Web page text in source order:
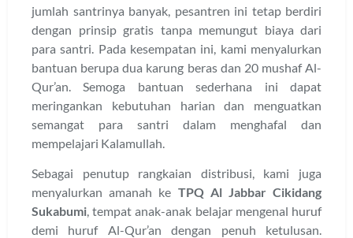
jumlah santrinya banyak, pesantren ini tetap berdiri
dengan prinsip gratis tanpa memungut biaya dari
para santri. Pada kesempatan ini, kami menyalurkan
bantuan berupa dua karung beras dan 20 mushaf Al-
Qur’an. Semoga bantuan sederhana ini dapat
meringankan kebutuhan harian dan menguatkan
semangat para santri dalam menghafal dan
mempelajari Kalamullah.
Sebagai penutup rangkaian distribusi, kami juga
menyalurkan amanah ke TPQ Al Jabbar Cikidang
Sukabumi, tempat anak-anak belajar mengenal huruf
demi huruf Al-Qur’an dengan penuh ketulusan.